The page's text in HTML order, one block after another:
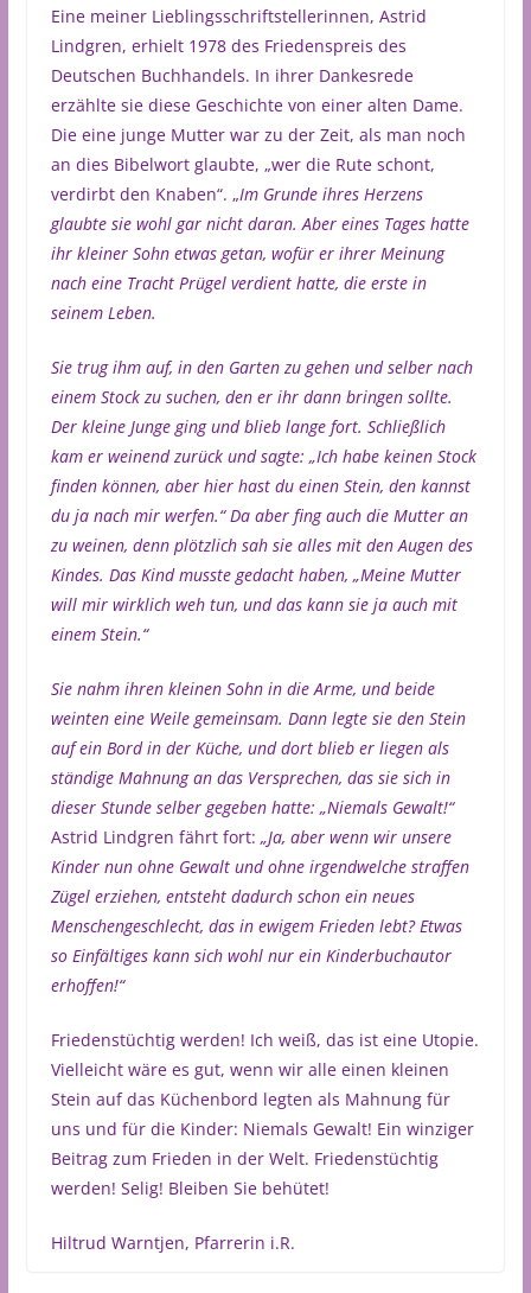
Eine meiner Lieblingsschriftstellerinnen, Astrid
Lindgren, erhielt 1978 des Friedenspreis des
Deutschen Buchhandels. In ihrer Dankesrede
erzählte sie diese Geschichte von einer alten Dame.
Die eine junge Mutter war zu der Zeit, als man noch
an dies Bibelwort glaubte, „wer die Rute schont,
verdirbt den Knaben“. „Im Grunde ihres Herzens
glaubte sie wohl gar nicht daran. Aber eines Tages hatte
ihr kleiner Sohn etwas getan, wofür er ihrer Meinung
nach eine Tracht Prügel verdient hatte, die erste in
seinem Leben.
Sie trug ihm auf, in den Garten zu gehen und selber nach
einem Stock zu suchen, den er ihr dann bringen sollte.
Der kleine Junge ging und blieb lange fort. Schließlich
kam er weinend zurück und sagte: „Ich habe keinen Stock
finden können, aber hier hast du einen Stein, den kannst
du ja nach mir werfen.“ Da aber fing auch die Mutter an
zu weinen, denn plötzlich sah sie alles mit den Augen des
Kindes. Das Kind musste gedacht haben, „Meine Mutter
will mir wirklich weh tun, und das kann sie ja auch mit
einem Stein.“
Sie nahm ihren kleinen Sohn in die Arme, und beide
weinten eine Weile gemeinsam. Dann legte sie den Stein
auf ein Bord in der Küche, und dort blieb er liegen als
ständige Mahnung an das Versprechen, das sie sich in
dieser Stunde selber gegeben hatte: „Niemals Gewalt!“
Astrid Lindgren fährt fort: „Ja, aber wenn wir unsere
Kinder nun ohne Gewalt und ohne irgendwelche straffen
Zügel erziehen, entsteht dadurch schon ein neues
Menschengeschlecht, das in ewigem Frieden lebt? Etwas
so Einfältiges kann sich wohl nur ein Kinderbuchautor
erhoffen!“
Friedenstüchtig werden! Ich weiß, das ist eine Utopie.
Vielleicht wäre es gut, wenn wir alle einen kleinen
Stein auf das Küchenbord legten als Mahnung für
uns und für die Kinder: Niemals Gewalt! Ein winziger
Beitrag zum Frieden in der Welt. Friedenstüchtig
werden! Selig! Bleiben Sie behütet!
Hiltrud Warntjen, Pfarrerin i.R.